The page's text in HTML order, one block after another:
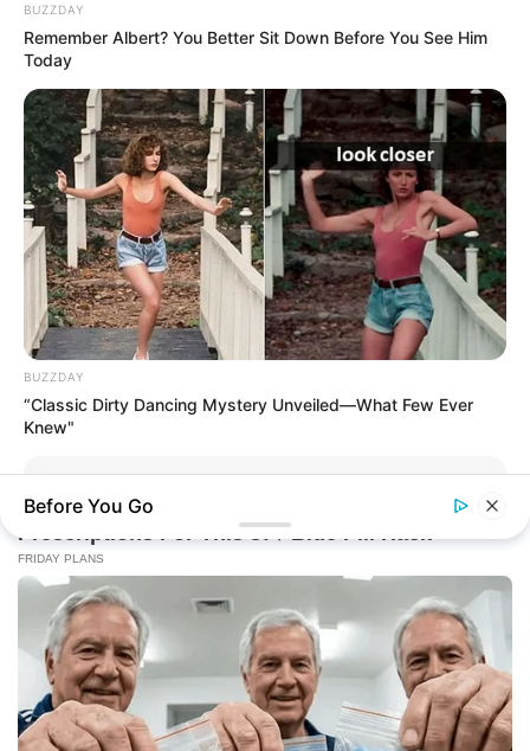
BUZZDAY
Remember Albert? You Better Sit Down Before You See Him
Today
BUZZDAY
“Classic Dirty Dancing Mystery Unveiled—What Few Ever
Knew"
BUZZ DAY
Before You Go